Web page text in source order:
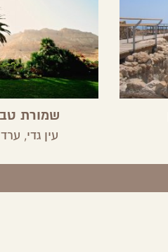
שמורת
עין גדי,